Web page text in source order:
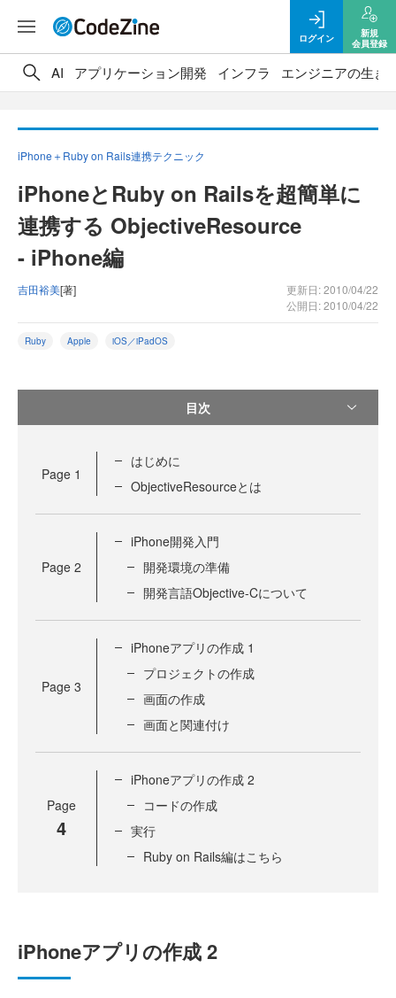
ログイン
新規
会員登録
AI アプリケーション開発 インフラ エンジニアの生き
iPhone＋Ruby on Rails連携テクニック
iPhoneとRuby on Railsを超簡単に
連携する ObjectiveResource
- iPhone編
吉田裕美[著]
更新日: 2010/04/22
公開日: 2010/04/22
Ruby Apple iOS／iPadOS
目次
Page 1
はじめに
ObjectiveResourceとは
Page 2
iPhone開発入門
開発環境の準備
開発言語Objective-Cについて
Page 3
iPhoneアプリの作成 1
プロジェクトの作成
画面の作成
画面と関連付け
Page
4
iPhoneアプリの作成 2
コードの作成
実行
Ruby on Rails編はこちら
iPhoneアプリの作成 2